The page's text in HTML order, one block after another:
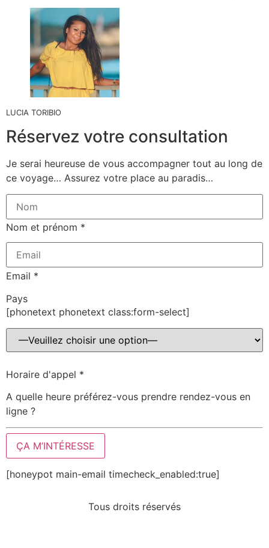
LUCIA TORIBIO
Réservez votre consultation
Je serai heureuse de vous accompagner tout au long de
ce voyage… Assurez votre place au paradis…
Nom et prénom *
Email *
Pays
[phonetext phonetext class:form-select]
Horaire d'appel *
A quelle heure préférez-vous prendre rendez-vous en
ligne ?
ÇA M’INTÉRESSE
[honeypot main-email timecheck_enabled:true]
Tous droits réservés